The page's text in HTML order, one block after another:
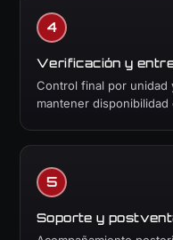
Verificación y
Control final por unidad
mantener disponibilidad
Soporte y